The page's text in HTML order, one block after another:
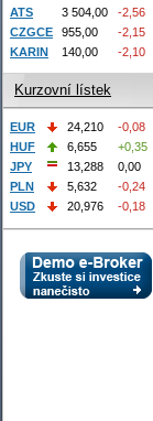
ATS
3 504,00
-2,56
CZGCE
955,00
-2,15
KARIN
140,00 -2,10
Kurzovní lístek
EUR 24,210
-0,08
HUF
6,655
+0,35
JPY
13,288
0,00
PLN
5,632
-0,24
USD
20,976 -0,18